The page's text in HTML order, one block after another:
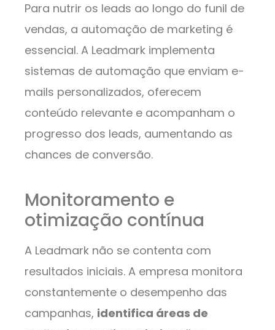
Para nutrir os leads ao longo do funil de
vendas, a automação de marketing é
essencial. A Leadmark implementa
sistemas de automação que enviam e-
mails personalizados, oferecem
conteúdo relevante e acompanham o
progresso dos leads, aumentando as
chances de conversão.
Monitoramento e
otimização contínua
A Leadmark não se contenta com
resultados iniciais. A empresa monitora
constantemente o desempenho das
campanhas, identifica áreas de